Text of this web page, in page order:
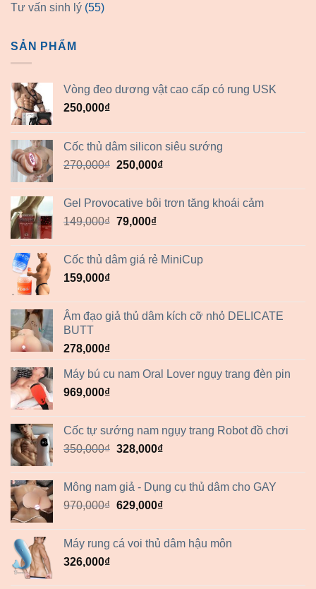
Tư vấn sinh lý (55)
SẢN PHẨM
Vòng đeo dương vật cao cấp có rung USK
250,000₫
Cốc thủ dâm silicon siêu sướng
270,000₫ Giá
270,000₫.
250,000₫Giá
là:
Gel Provocative bôi trơn tăng khoái cảm
149,000₫ Giá
149,000₫.
79,000₫Giá
là:
Cốc thủ dâm giá rẻ MiniCup
159,000₫
Âm đạo giả thủ dâm kích cỡ nhỏ DELICATE
BUTT
278,000₫
Máy bú cu nam Oral Lover ngụy trang đèn pin
969,000₫
Cốc tự sướng nam ngụy trang Robot đồ chơi
350,000₫ Giá
350,000₫.
328,000₫Giá
là:
328,000₫.
Mông nam giả - Dụng cụ thủ dâm cho GAY
970,000₫ Giá
970,000₫.
629,000₫Giá
là:
Máy rung cá voi thủ dâm hậu môn
326,000₫